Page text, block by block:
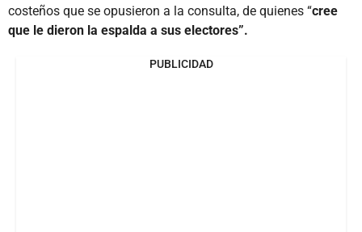
costeños que se opusieron a la consulta, de quienes “cree
que le dieron la espalda a sus electores”.
PUBLICIDAD